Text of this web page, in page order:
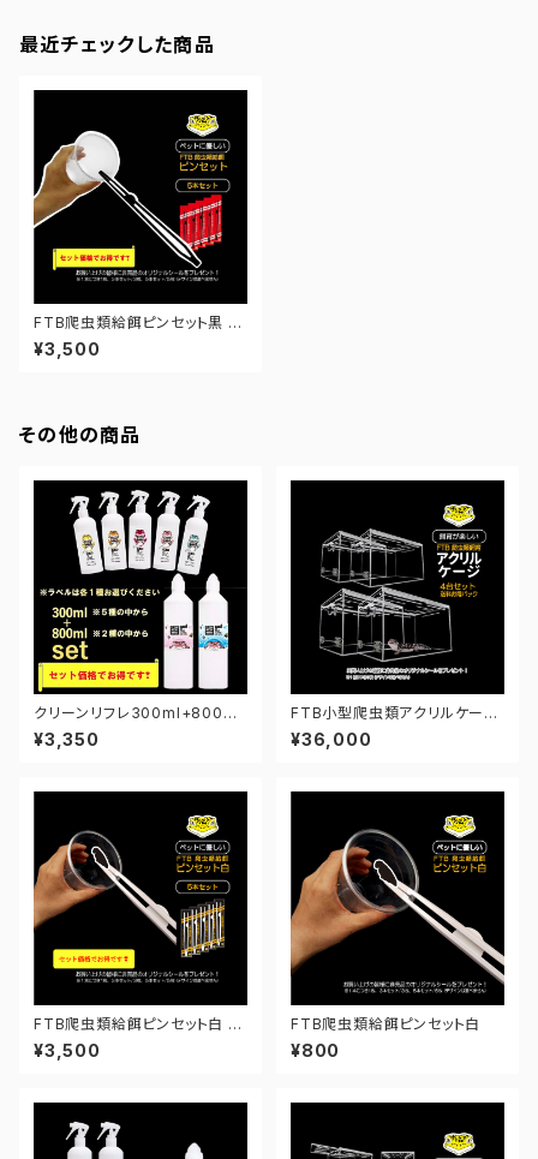
最近チェックした商品
FTB爬虫類給餌ピンセット黒 5
本セット【お得】
¥3,500
その他の商品
クリーンリフレ300ml+800ml
セット（レオパ）【お得】【選べる1
0種類】
¥3,350
FTB小型爬虫類アクリルケージ
4台セット【送料お得パック】
¥36,000
FTB爬虫類給餌ピンセット白 5
本セット【お得】
¥3,500
FTB爬虫類給餌ピンセット白
¥800